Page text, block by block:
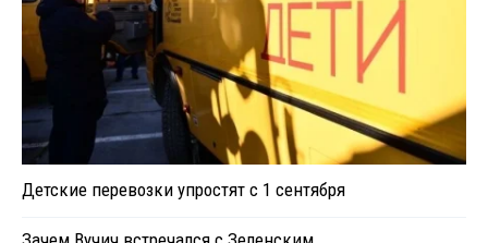
Детские перевозки упростят с 1 сентября